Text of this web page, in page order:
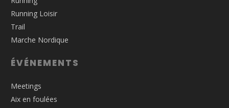
Running Loisir
Trail
Marche Nordique
ÉVÉNEMENTS
Meetings
Aix en foulées